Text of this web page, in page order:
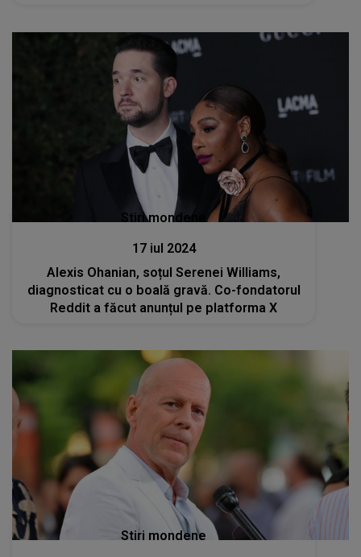
Stiri mondene
17 iul 2024
Alexis Ohanian, soțul Serenei Williams,
diagnosticat cu o boală gravă. Co-fondatorul
Reddit a făcut anunțul pe platforma X
Stiri mondene